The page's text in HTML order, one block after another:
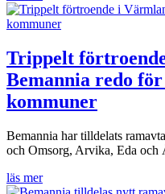
Trippelt
Bemannia redo
kommuner
Bemannia har tilldelats
och Omsorg, Arvika, Eda och
läs mer